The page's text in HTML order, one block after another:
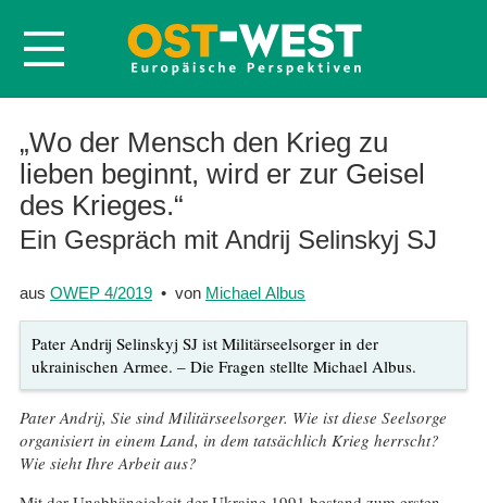
Startseite
Über OWEP
Volltexte
Probeheft
Abonnieren
Kontakt
„Wo der Mensch den Krieg zu
lieben beginnt, wird er zur Geisel
des Krieges.“
Ein Gespräch mit Andrij Selinskyj SJ
aus OWEP 4/2019• von Michael Albus
Pater Andrij Selinskyj SJ ist Militärseelsorger in der
ukrainischen Armee. – Die Fragen stellte Michael Albus.
Pater Andrij, Sie sind Militärseelsorger. Wie ist diese Seelsorge
organisiert in einem Land, in dem tatsächlich Krieg herrscht?
Wie sieht Ihre Arbeit aus?